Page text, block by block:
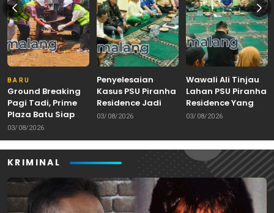
BARU
Ground Breaking
Pagi Tadi, Prime
Plaza Batu Siap
Menjadi Destinasi
Pilihan di Kota
Batu
03/08/2026
Penyelesaian
Kasus PSU Piranha
Residence Jadi
Atensi, Komisi C
03/08/2026
Wawali Ali Tinjau
Lahan PSU Piranha
Residence Yang
Dilaprokan Beralih
SHM
03/08/2026
KRIMINAL